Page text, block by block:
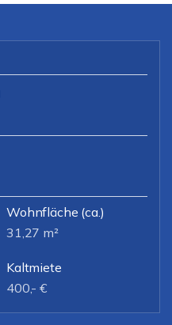
Wohnfläche (ca.)
31,27 m²
Kaltmiete
400,- €